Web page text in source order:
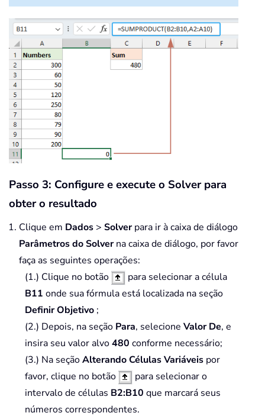
Passo 3: Configure e execute o Solver para
obter o resultado
Clique em Dados > Solverpara ir à caixa de diálogo
Parâmetros do Solverna caixa de diálogo, por favor
faça as seguintes operações:
(1.) Clique no botão
para selecionar a célula
B11 onde sua fórmula está localizada na seção
Definir Objetivo ;
(2.) Depois, na seção Para, selecione Valor De, e
insira seu valor alvo480 conforme necessário;
(3.) Na seçãoAlterando Células Variáveis por
favor, clique no botão
para selecionar o
intervalo de células B2:B10 que marcará seus
números correspondentes.